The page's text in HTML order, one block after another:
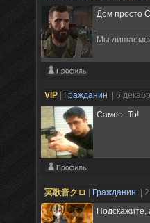
Дом просто
Мы лишаемся
VIP Гражданин
| 6
Самое- То!
冥歌音クロ Гражданин
|
Подскажите,